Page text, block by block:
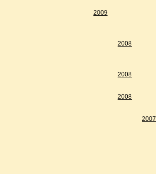
2009
2008
2008
2008
2007